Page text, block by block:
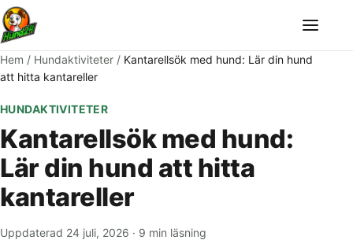
Meny
Hem / Hundaktiviteter / Kantarellsök med hund: Lär din hund
att hitta kantareller
HUNDAKTIVITETER
Kantarellsök med hund:
Lär din hund att hitta
kantareller
Uppdaterad 24 juli, 2026 · 9 min läsning